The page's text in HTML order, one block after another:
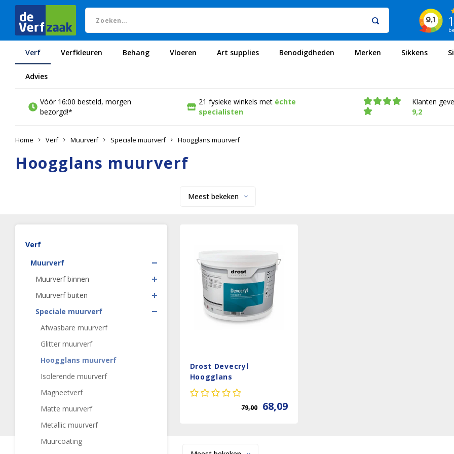
Verf Verfkleuren Behang Vloeren Art supplies Benodigdheden
Advies
Merken Sikkens
Vóór 16:00 besteld, morgen
bezorgd!*
21 fysieke winkels met échte
specialisten
Klanten
9,2
Home Verf Muurverf Speciale muurverf Hoogglans muurverf
Hoogglans muurverf
Meest bekeken
Verf
Muurverf
Muurverf binnen
Muurverf buiten
Speciale muurverf
Afwasbare muurverf
Glitter muurverf
Hoogglans muurverf
Isolerende muurverf
Magneetverf
Matte muurverf
Metallic muurverf
Muurcoating
Drost Devecryl
Hoogglans
79,00 68,09